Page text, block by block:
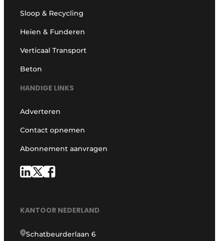
Sloop & Recycling
Heien & Funderen
Verticaal Transport
Beton
HANDIGE LINKS
Adverteren
Contact opnemen
Abonnement aanvragen
KANTOOR NEDERLAND
Schatbeurderlaan 6